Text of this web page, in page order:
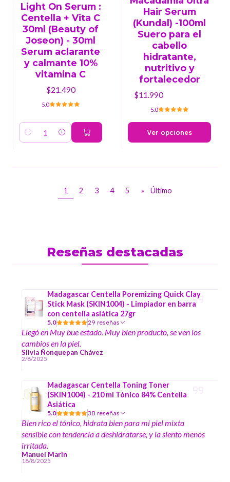
Light On Serum :
Centella + Vita C
30ml (Beauty of
Joseon) - 30ml
Serum aclarante
y calmante 10%
vitamina C
$21.490
5.0
Cantidad
Hair Serum
(Kundal) -100ml
Suero para el
cabello
hidratante,
nutritivo y
fortalecedor
$11.990
5.0
Ver opciones
1 2 3 4 5 » Último
Reseñas destacadas
Madagascar Centella Poremizing Quick Clay
Stick Mask (SKIN1004) - Limpiador en barra
con centella asiática 27gr
5.0 29 reseñas
Llegó en Muy bue estado. Muy bien producto, se ven los
cambios en la piel.
Silvia Ñonquepan Chávez
2/8/2025
Madagascar Centella Toning Toner
(SKIN1004) - 210 ml Tónico 84% Centella
Asiática
5.0 38 reseñas
Bien rico el tónico, hidrata bien para mi piel mixta
sensible con tendencia a deshidratarse, y la siento menos
irritada.
Manuel Marin
18/8/2025